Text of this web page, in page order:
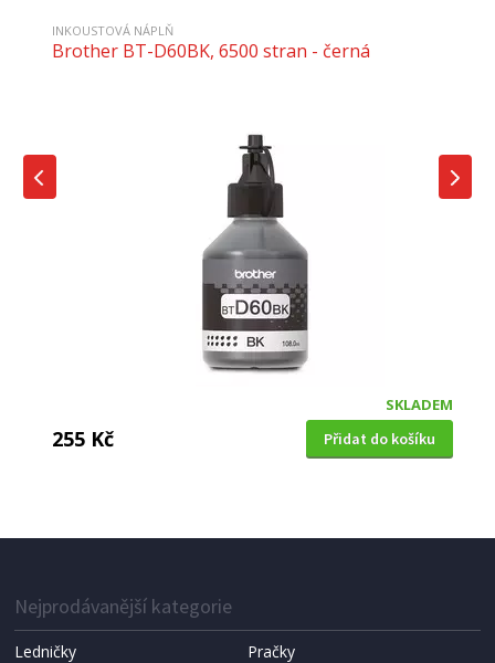
INKOUSTOVÁ NÁPLŇ
Brother BT-D60BK, 6500 stran - černá
SKLADEM
255 Kč Přidat do košíku
HP 912, 315 stran originální - žlutá
Nejprodávanější kategorie
Ledničky
Pračky